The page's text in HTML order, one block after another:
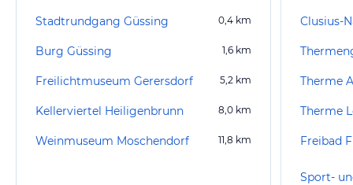
Stadtrundgang Güssing 0,4 km
Burg Güssing 1,6 km
Freilichtmuseum Gerersdorf 5,2 km
Kellerviertel Heiligenbrunn 8,0 km
Weinmuseum Moschendorf 11,8 km
Clusius-
Therme
Therme
Freibad
Sport-